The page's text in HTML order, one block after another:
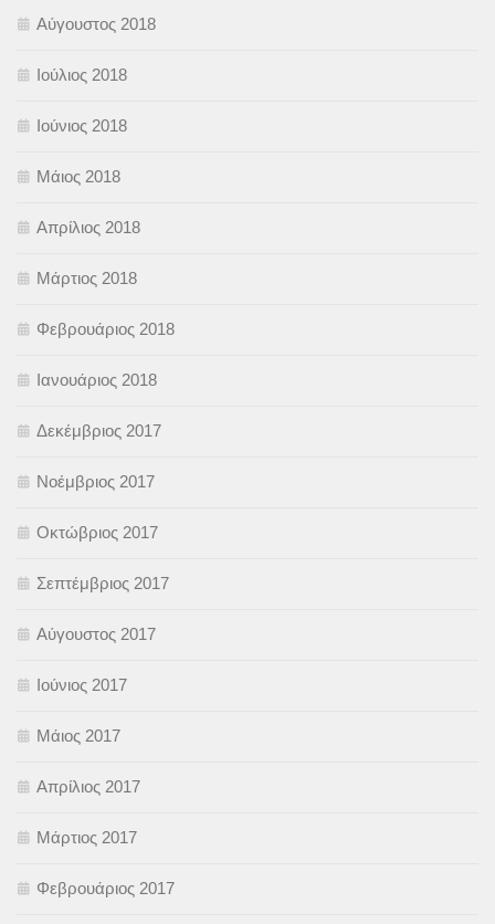
Αύγουστος 2018
Ιούλιος 2018
Ιούνιος 2018
Μάιος 2018
Απρίλιος 2018
Μάρτιος 2018
Φεβρουάριος 2018
Ιανουάριος 2018
Δεκέμβριος 2017
Νοέμβριος 2017
Οκτώβριος 2017
Σεπτέμβριος 2017
Αύγουστος 2017
Ιούνιος 2017
Μάιος 2017
Απρίλιος 2017
Μάρτιος 2017
Φεβρουάριος 2017